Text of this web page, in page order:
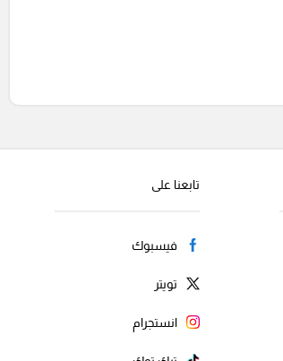
تابعنا على
فيسبوك
تويتر
انستجرام